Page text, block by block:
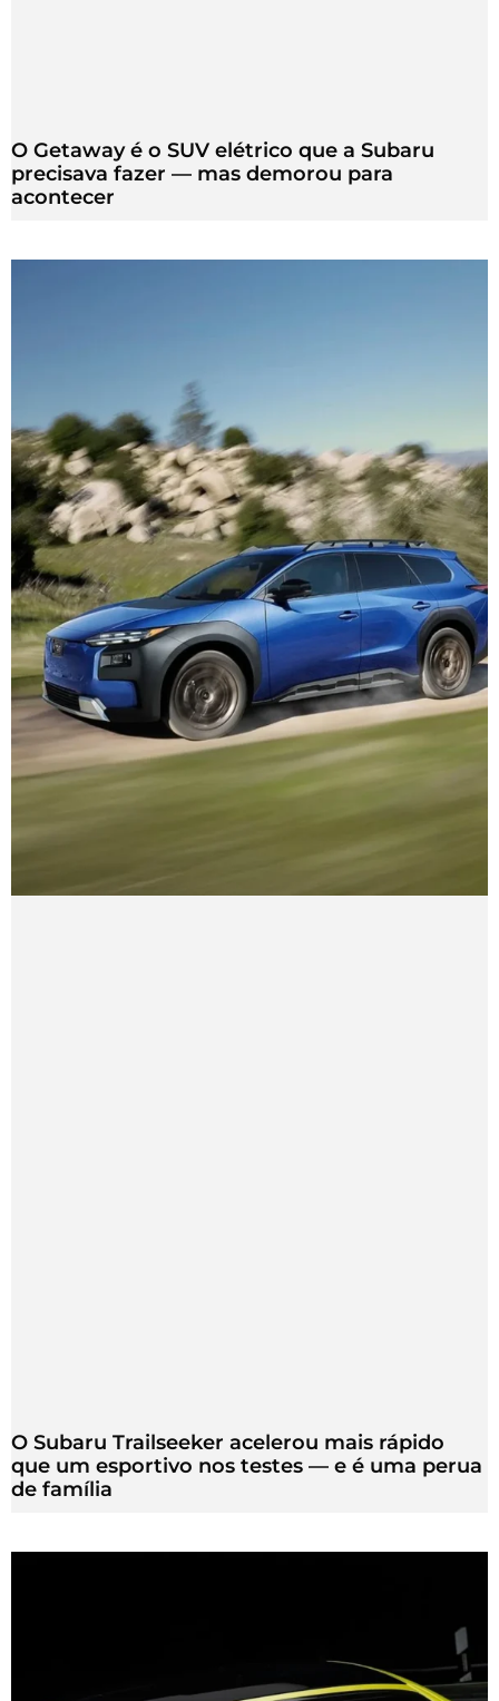
O Getaway é o SUV elétrico que a Subaru
precisava fazer — mas demorou para
acontecer
O Subaru Trailseeker acelerou mais rápido
que um esportivo nos testes — e é uma perua
de família